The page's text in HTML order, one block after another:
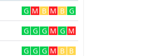
G M B M B G
G G G M G M
G G G M B B